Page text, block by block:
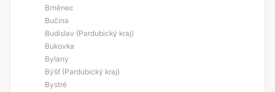
Brněnec
Bučina
Budislav (Pardubický kraj)
Bukovka
Bylany
Býšť (Pardubický kraj)
Bystré